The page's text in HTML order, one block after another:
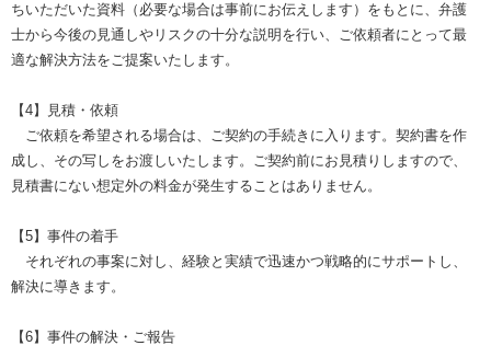
ちいただいた資料（必要な場合は事前にお伝えします）をもとに、弁護
士から今後の見通しやリスクの十分な説明を行い、ご依頼者にとって最
適な解決方法をご提案いたします。
【4】見積・依頼
ご依頼を希望される場合は、ご契約の手続きに入ります。契約書を作
成し、その写しをお渡しいたします。ご契約前にお見積りしますので、
見積書にない想定外の料金が発生することはありません。
【5】事件の着手
それぞれの事案に対し、経験と実績で迅速かつ戦略的にサポートし、
解決に導きます。
【6】事件の解決・ご報告